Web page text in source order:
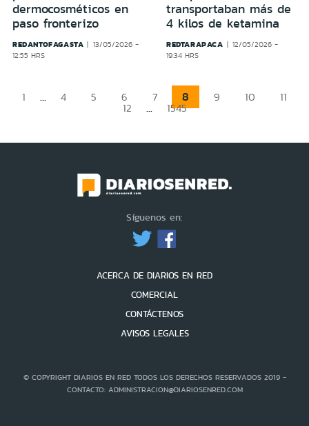
dermocosméticos en
paso fronterizo
REDANTOFAGASTA
13/05/2026 -
12:55 HRS
transportaban más de
4 kilos de ketamina
REDTARAPACA
12/05/2026 -
19:34 HRS
1 ... 4 5 6 7 8 9 10 11
12 ... 1545
Síguenos en:
ACERCA DE DIARIOS EN RED
COMERCIAL
CONTÁCTENOS
AVISOS LEGALES
© COPYRIGHT DIARIOS EN RED TODOS LOS DERECHOS RESERVADOS 2019 -
CONTACTO: ADMINISTRACION@DIARIOSENRED.COM